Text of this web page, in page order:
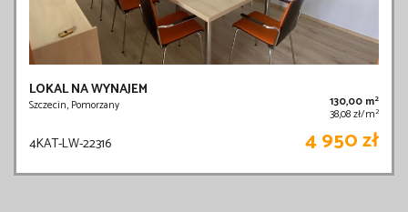
LOKAL NA WYNAJEM
Szczecin, Pomorzany 130,00 m2
38,08 zł/m2
4KAT-LW-22316 4 950 zł